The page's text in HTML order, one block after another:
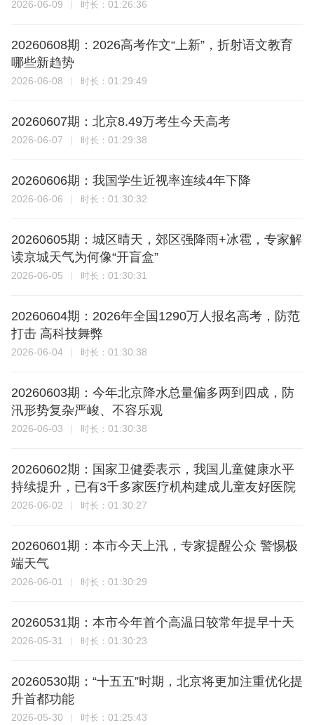
2026-06-09 时长： 01:26:36
20260608期：2026高考作文“上新”，折射语文教育
哪些新趋势
2026-06-08 时长： 01:29:49
20260607期：北京8.49万考生今天高考
2026-06-07 时长： 01:29:38
20260606期：我国学生近视率连续4年下降
2026-06-06 时长： 01:30:32
20260605期：城区晴天，郊区强降雨+冰雹，专家解
读京城天气为何像“开盲盒”
2026-06-05 时长： 01:30:31
20260604期：2026年全国1290万人报名高考，防范
打击 高科技舞弊
2026-06-04 时长： 01:30:38
20260603期：今年北京降水总量偏多两到四成，防
汛形势复杂严峻、不容乐观
2026-06-03 时长： 01:30:38
20260602期：国家卫健委表示，我国儿童健康水平
持续提升，已有3千多家医疗机构建成儿童友好医院
2026-06-02 时长： 01:30:27
20260601期：本市今天上汛，专家提醒公众 警惕极
端天气
2026-06-01 时长： 01:30:29
20260531期：本市今年首个高温日较常年提早十天
2026-05-31 时长： 01:30:23
20260530期：“十五五”时期，北京将更加注重优化提
升首都功能
2026-05-30 时长： 01:25:43